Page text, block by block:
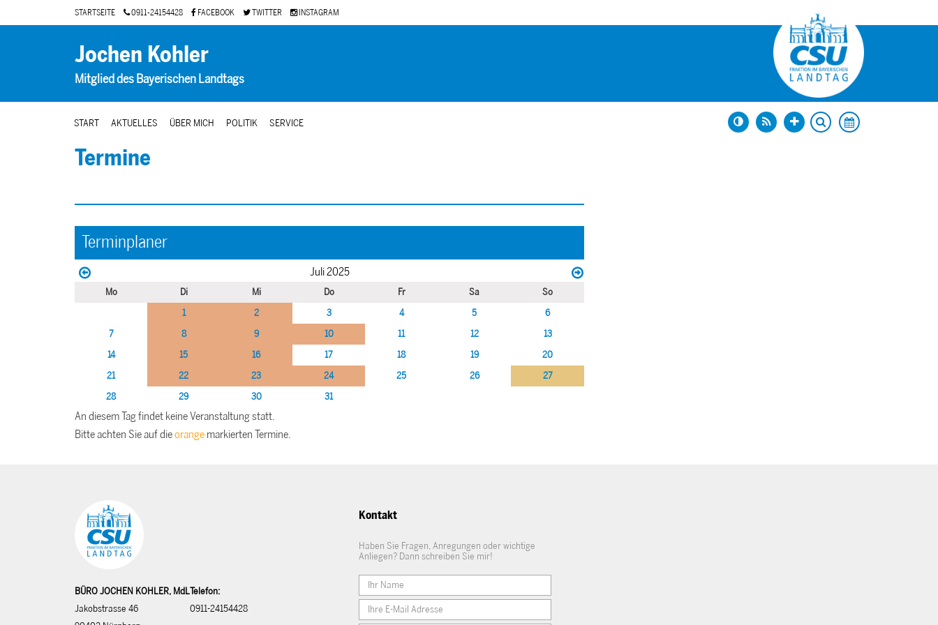
STARTSEITE 0911-24154428 FACEBOOK TWITTER INSTAGRAM
Jochen Kohler
Mitglied des Bayerischen Landtags
START AKTUELLES ÜBER MICH POLITIK SERVICE
Termine
Terminplaner
Juli 2025
Mo Di Mi Do Fr Sa
So
1
2 3 4 5
6
7
8 9 10 11 12
13
14
15 16 17 18 19
20
21
22 23 24 25 26
27
28
29 30 31
An diesem Tag findet keine Veranstaltung statt.
Bitte achten Sie auf dieorange markierten Termine.
BÜRO JOCHEN KOHLER, MdL
Jakobstrasse 46
Telefon:
0911-24154428
Kontakt
Haben Sie Fragen, Anregungen oder wichtige
Anliegen? Dann schreiben Sie mir!